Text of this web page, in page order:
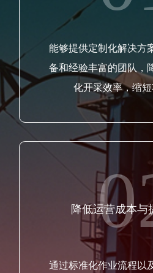
能够提供定制化解决方
备和经验丰富的团队，
化开采效率，缩
降低运营成本与
通过标准化作业流程以